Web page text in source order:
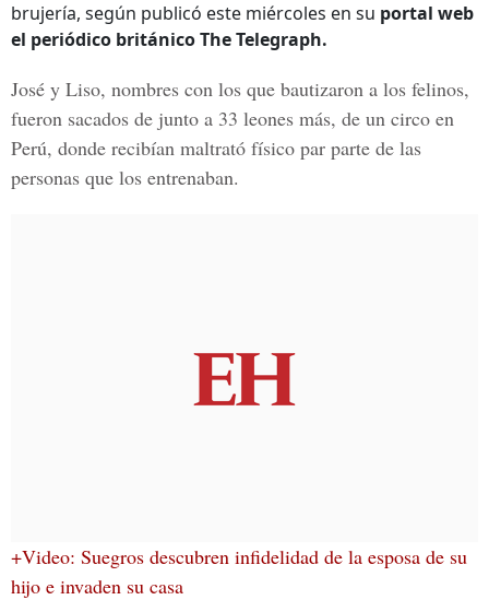
brujería, según publicó este miércoles en su portal web
el periódico británico The Telegraph.
José y Liso, nombres con los que bautizaron a los felinos,
fueron sacados de junto a 33 leones más, de un circo en
Perú, donde recibían maltrató físico par parte de las
personas que los entrenaban.
+Video: Suegros descubren infidelidad de la esposa de su
hijo e invaden su casa